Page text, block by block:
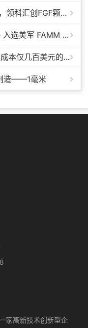
日产上百公斤，材料成本降65%+，领科汇创FGF颗粒料3D打印机
3D 打印军工落地加速！CoAspire 入选美军 FAMM 导弹项目，RAACM 巡航导弹依托增材制造推进量产
六只手，六种用途：耶鲁大学开发成本仅几百美元的3D打印多功能假肢套装
造——1毫米
家高新技术创新型企